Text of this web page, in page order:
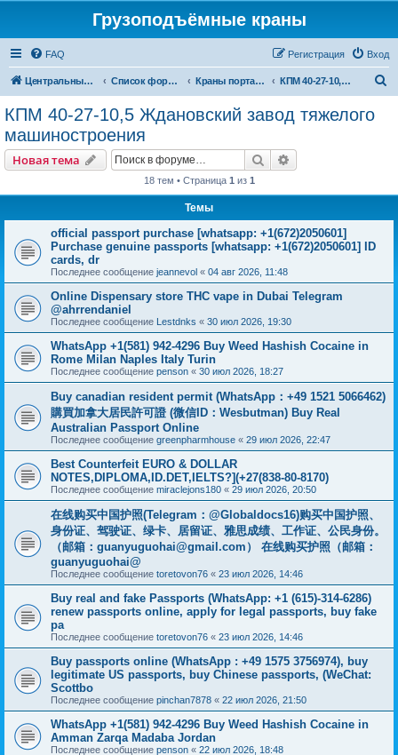
Грузоподъёмные краны
FAQ Вход
Регистрация
Центральный сайт Список форумов Краны портальные КПМ 40-27-10,5 Ждановский завод тяжелого машиностроения
КПМ 40-27-10,5 Ждановский завод тяжелого
машиностроения
Новая тема Поиск
18 тем • Страница 1 из 1
Темы
official passport purchase [whatsapp: +1(672)2050601]
Purchase genuine passports [whatsapp: +1(672)2050601] ID
cards, dr
Последнее сообщение jeannevol « 04 авг 2026, 11:48
Online Dispensary store THC vape in Dubai Telegram
@ahrrendaniel
Последнее сообщение Lestdnks « 30 июл 2026, 19:30
WhatsApp +1(581) 942-4296 Buy Weed Hashish Cocaine in
Rome Milan Naples Italy Turin
Последнее сообщение penson « 30 июл 2026, 18:27
Buy canadian resident permit (WhatsApp：+49 1521 5066462)
購買加拿大居民許可證 (微信ID：Wesbutman) Buy Real
Australian Passport Online
Последнее сообщение greenpharmhouse « 29 июл 2026, 22:47
Best Counterfeit EURO & DOLLAR
NOTES,DIPLOMA,ID.DET,IELTS?](+27(838-80-8170)
Последнее сообщение miraclejons180 « 29 июл 2026, 20:50
在线购买中国护照(Telegram：@Globaldocs16)购买中国护照、
身份证、驾驶证、绿卡、居留证、雅思成绩、工作证、公民身份。
（邮箱： guanyuguohai@gmail.com ） 在线购买护照（邮箱：
guanyuguohai@
Последнее сообщение toretovon76 « 23 июл 2026, 14:46
Buy real and fake Passports (WhatsApp: +1 (615)-314-6286)
renew passports online, apply for legal passports, buy fake
pa
Последнее сообщение toretovon76 « 23 июл 2026, 14:46
Buy passports online (WhatsApp : +49 1575 3756974), buy
legitimate US passports, buy Chinese passports, (WeChat:
Scottbo
Последнее сообщение pinchan7878 « 22 июл 2026, 21:50
WhatsApp +1(581) 942-4296 Buy Weed Hashish Cocaine in
Amman Zarqa Madaba Jordan
Последнее сообщение penson « 22 июл 2026, 18:48